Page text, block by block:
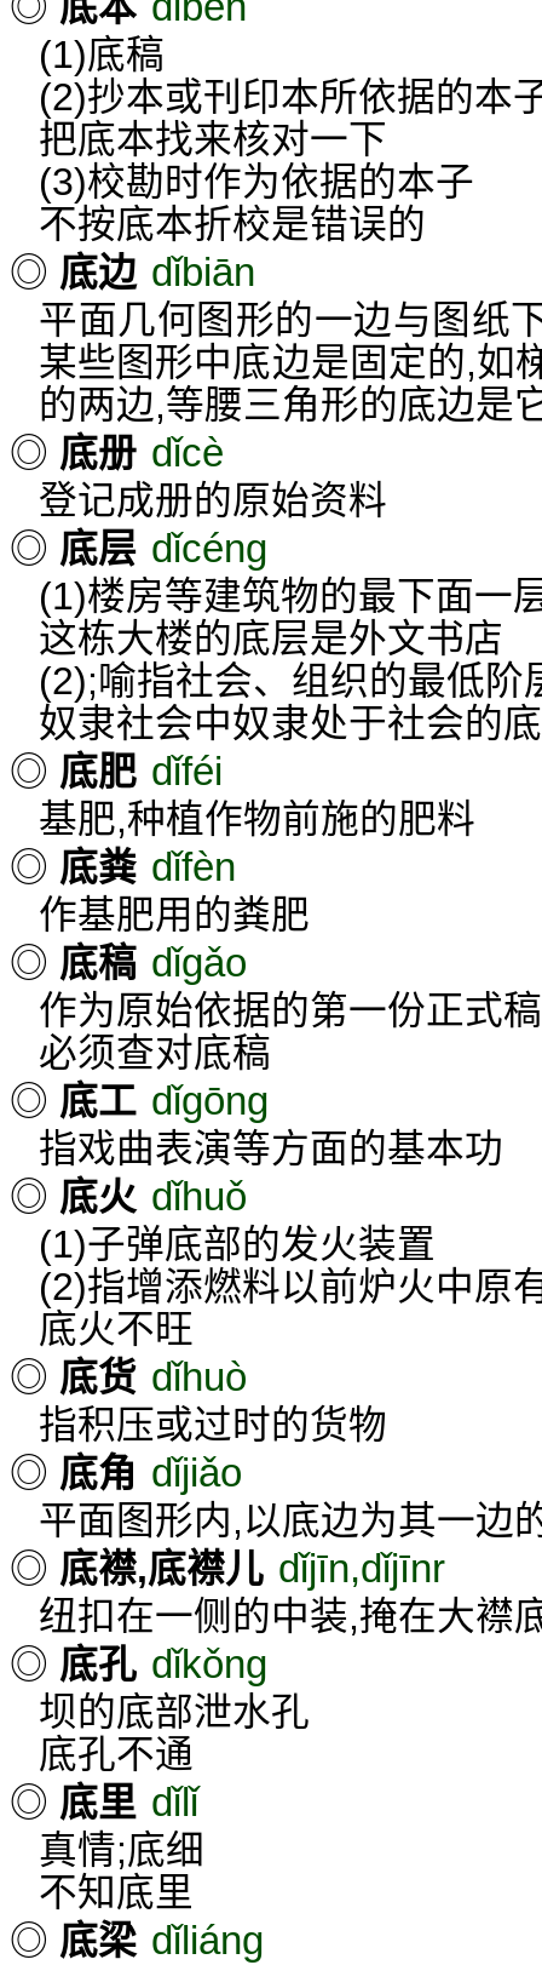
(1)底稿
(2)抄本或刊印本所依据的本
把底本找来核对一下
(3)校勘时作为依据的本子
不按底本折校是错误的
◎ 底边 dǐbiān
平面几何图形的一边与图纸
某些图形中底边是固定的,如
的两边,等腰三角形的底边是
◎ 底册 dǐcè
登记成册的原始资料
◎ 底层 dǐcéng
(1)楼房等建筑物的最下面一
这栋大楼的底层是外文书店
(2);喻指社会、组织的最低阶
奴隶社会中奴隶处于社会的
◎ 底肥 dǐféi
基肥,种植作物前施的肥料
◎ 底粪 dǐfèn
作基肥用的粪肥
◎ 底稿 dǐgǎo
作为原始依据的第一份正式稿
必须查对底稿
◎ 底工 dǐgōng
指戏曲表演等方面的基本功
◎ 底火 dǐhuǒ
(1)子弹底部的发火装置
(2)指增添燃料以前炉火中原
底火不旺
◎ 底货 dǐhuò
指积压或过时的货物
◎ 底角 dǐjiǎo
平面图形内,以底边为其一边
◎ 底襟,底襟儿 dǐjīn,dǐjīnr
纽扣在一侧的中装,掩在大襟
◎ 底孔 dǐkǒng
坝的底部泄水孔
底孔不通
◎ 底里 dǐlǐ
真情;底细
不知底里
◎ 底梁 dǐliáng